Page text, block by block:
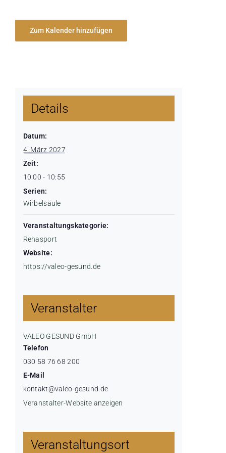
Zum Kalender hinzufügen
Details
Datum:
4. März 2027
Zeit:
10:00 - 10:55
Serien:
Wirbelsäule
Veranstaltungskategorie:
Rehasport
Website:
https://valeo-gesund.de
Veranstalter
VALEO GESUND GmbH
Telefon
030 58 76 68 200
E-Mail
kontakt@valeo-gesund.de
Veranstalter-Website anzeigen
Veranstaltungsort